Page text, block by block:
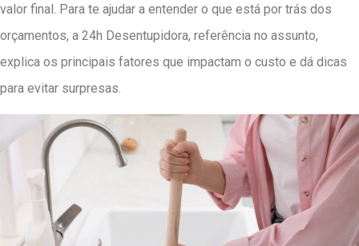
valor final. Para te ajudar a entender o que está por trás dos
orçamentos, a 24h Desentupidora, referência no assunto,
explica os principais fatores que impactam o custo e dá dicas
para evitar surpresas.